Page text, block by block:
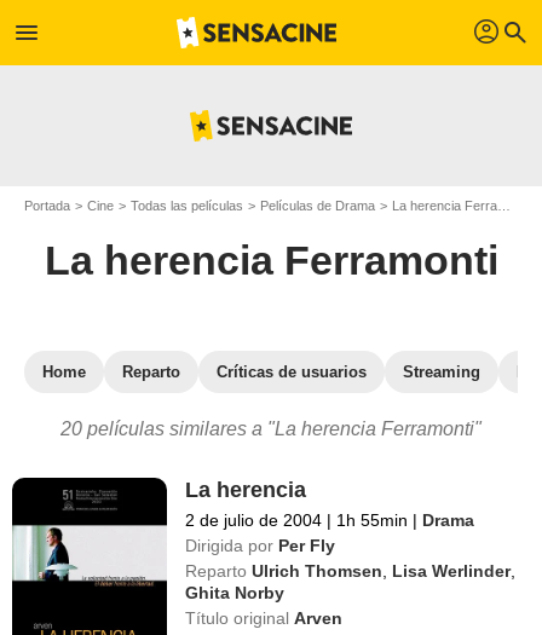
menu profil search
Portada Cine Todas las películas Películas de Drama La herencia Ferramonti
La herencia Ferramonti
Home Reparto Críticas de usuarios Streaming
20 películas similares a "La herencia Ferramonti"
La herencia
2 de julio de 2004 | 1h 55min | Drama
Dirigida por Per Fly
Reparto Ulrich Thomsen Lisa Werlinder,
Ghita Norby
Título originalArven